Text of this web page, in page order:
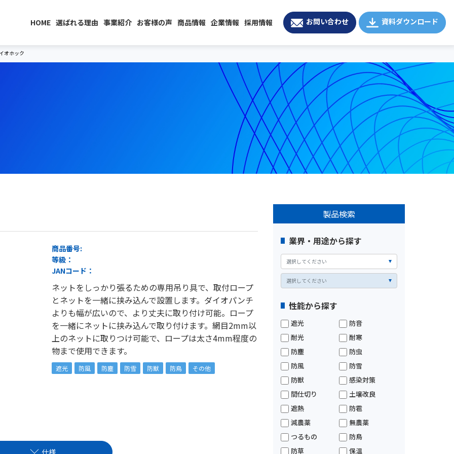
HOME 選ばれる理由 事業紹介 お客様の声 商品情報 企業情報 採用情報 お問い合わせ 資料ダウンロード
オホック
商品番号:
等級：
JANコード：
ネットをしっかり張るための専用吊り具で、取付ロープ
とネットを一緒に挟み込んで設置します。ダイオパンチ
よりも幅が広いので、より丈夫に取り付け可能。ロープ
を一緒にネットに挟み込んで取り付けます。網目2mm以
上のネットに取りつけ可能で、ロープは太さ4mm程度の
物まで使用できます。
遮光 防風 防塵 防雪 防獣 防鳥 その他
製品検索
業界・用途から探す
性能から探す
遮光
防音
耐光
耐寒
防塵
防虫
防風
防雪
防獣
感染対策
間仕切り
土壌改良
遮熱
防雹
減農薬
無農薬
つるもの
防鳥
防草
保温